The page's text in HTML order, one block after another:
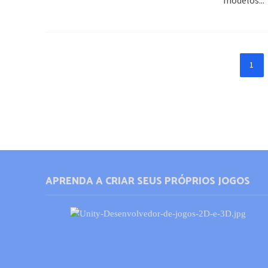
1
APRENDA A CRIAR SEUS PRÓPRIOS JOGOS